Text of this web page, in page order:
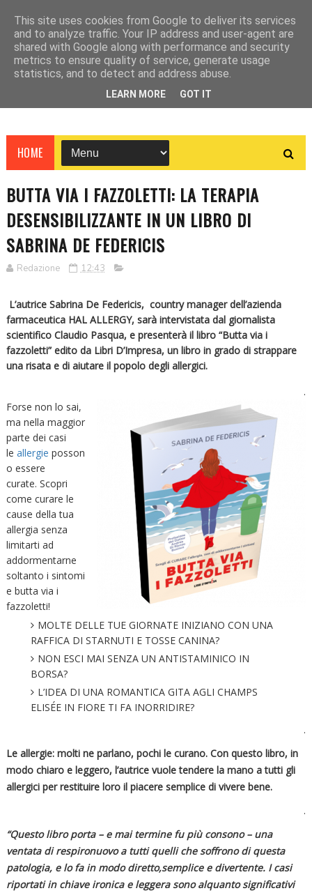
HOME
BUTTA VIA I FAZZOLETTI: LA TERAPIA
DESENSIBILIZZANTE IN UN LIBRO DI
SABRINA DE FEDERICIS
Redazione 12:43
L’autrice Sabrina De Federicis, country manager dell’azienda
farmaceutica HAL ALLERGY, sarà intervistata dal giornalista
scientifico Claudio Pasqua, e presenterà il libro “Butta via i
fazzoletti” edito da Libri D’Impresa, un libro in grado di strappare
una risata e di aiutare il popolo degli allergici.
.
Forse non lo sai,
ma nella maggior
parte dei casi
le allergie posson
o essere
curate. Scopri
come curare le
cause della tua
allergia senza
limitarti ad
addormentarne
soltanto i sintomi
e butta via i
fazzoletti!
MOLTE DELLE TUE GIORNATE INIZIANO CON UNA
RAFFICA DI STARNUTI E TOSSE CANINA?
NON ESCI MAI SENZA UN ANTISTAMINICO IN
BORSA?
L’IDEA DI UNA ROMANTICA GITA AGLI CHAMPS
ELISÉE IN FIORE TI FA INORRIDIRE?
.
Le allergie: molti ne parlano, pochi le curano. Con questo libro, in
modo chiaro e leggero, l’autrice vuole tendere la mano a tutti gli
allergici per restituire loro il piacere semplice di vivere bene.
.
“Questo libro porta – e mai termine fu più consono – una
ventata di respironuovo a tutti quelli che soffrono di questa
patologia, e lo fa in modo diretto,semplice e divertente. I casi
riportati in chiave ironica e leggera sono alquantosignificativi
This site uses cookies from Google to deliver its services
and to analyze traffic. Your IP address and user-agent are
shared with Google along with performance and security
metrics to ensure quality of service, generate usage
statistics, and to detect and address abuse.
LEARN MORE GOT IT